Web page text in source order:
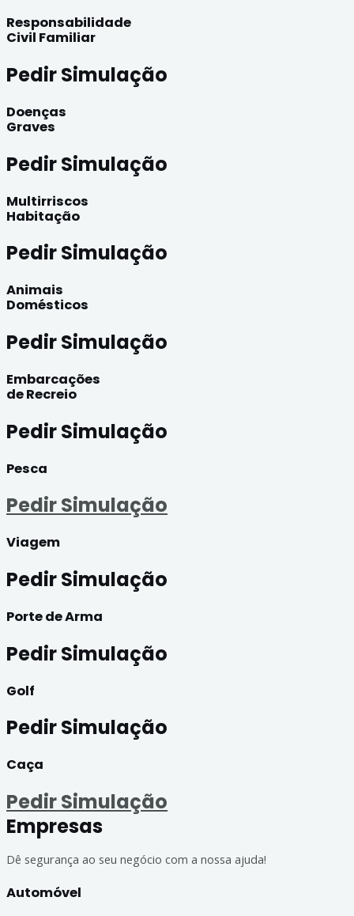
Responsabilidade
Civil Familiar
Pedir Simulação
Doenças
Graves
Pedir Simulação
Multirriscos
Habitação
Pedir Simulação
Animais
Domésticos
Pedir Simulação
Embarcações
de Recreio
Pedir Simulação
Pesca
Pedir Simulação
Viagem
Pedir Simulação
Porte de Arma
Pedir Simulação
Golf
Pedir Simulação
Caça
Pedir Simulação
Empresas
Dê segurança ao seu negócio com a nossa ajuda!
Automóvel